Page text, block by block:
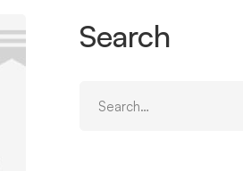
Search
for: